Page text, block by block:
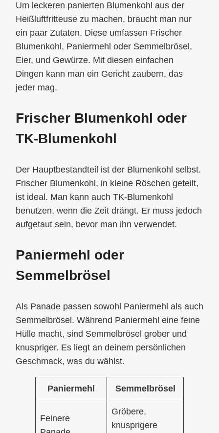
Um leckeren panierten Blumenkohl aus der
Heißluftfritteuse zu machen, braucht man nur
ein paar Zutaten. Diese umfassen Frischer
Blumenkohl, Paniermehl oder Semmelbrösel,
Eier, und Gewürze. Mit diesen einfachen
Dingen kann man ein Gericht zaubern, das
jeder mag.
Frischer Blumenkohl oder
TK-Blumenkohl
Der Hauptbestandteil ist der Blumenkohl selbst.
Frischer Blumenkohl, in kleine Röschen geteilt,
ist ideal. Man kann auch TK-Blumenkohl
benutzen, wenn die Zeit drängt. Er muss jedoch
aufgetaut sein, bevor man ihn verwendet.
Paniermehl oder
Semmelbrösel
Als Panade passen sowohl Paniermehl als auch
Semmelbrösel. Während Paniermehl eine feine
Hülle macht, sind Semmelbrösel grober und
knuspriger. Es liegt an deinem persönlichen
Geschmack, was du wählst.
Paniermehl Semmelbrösel
Feinere
Gröbere,
knusprigere